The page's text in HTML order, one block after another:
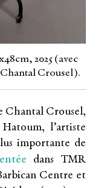
2025 (avec
Crousel).
Chantal Crousel,
l’artiste
importante de
dans TMR
Centre et